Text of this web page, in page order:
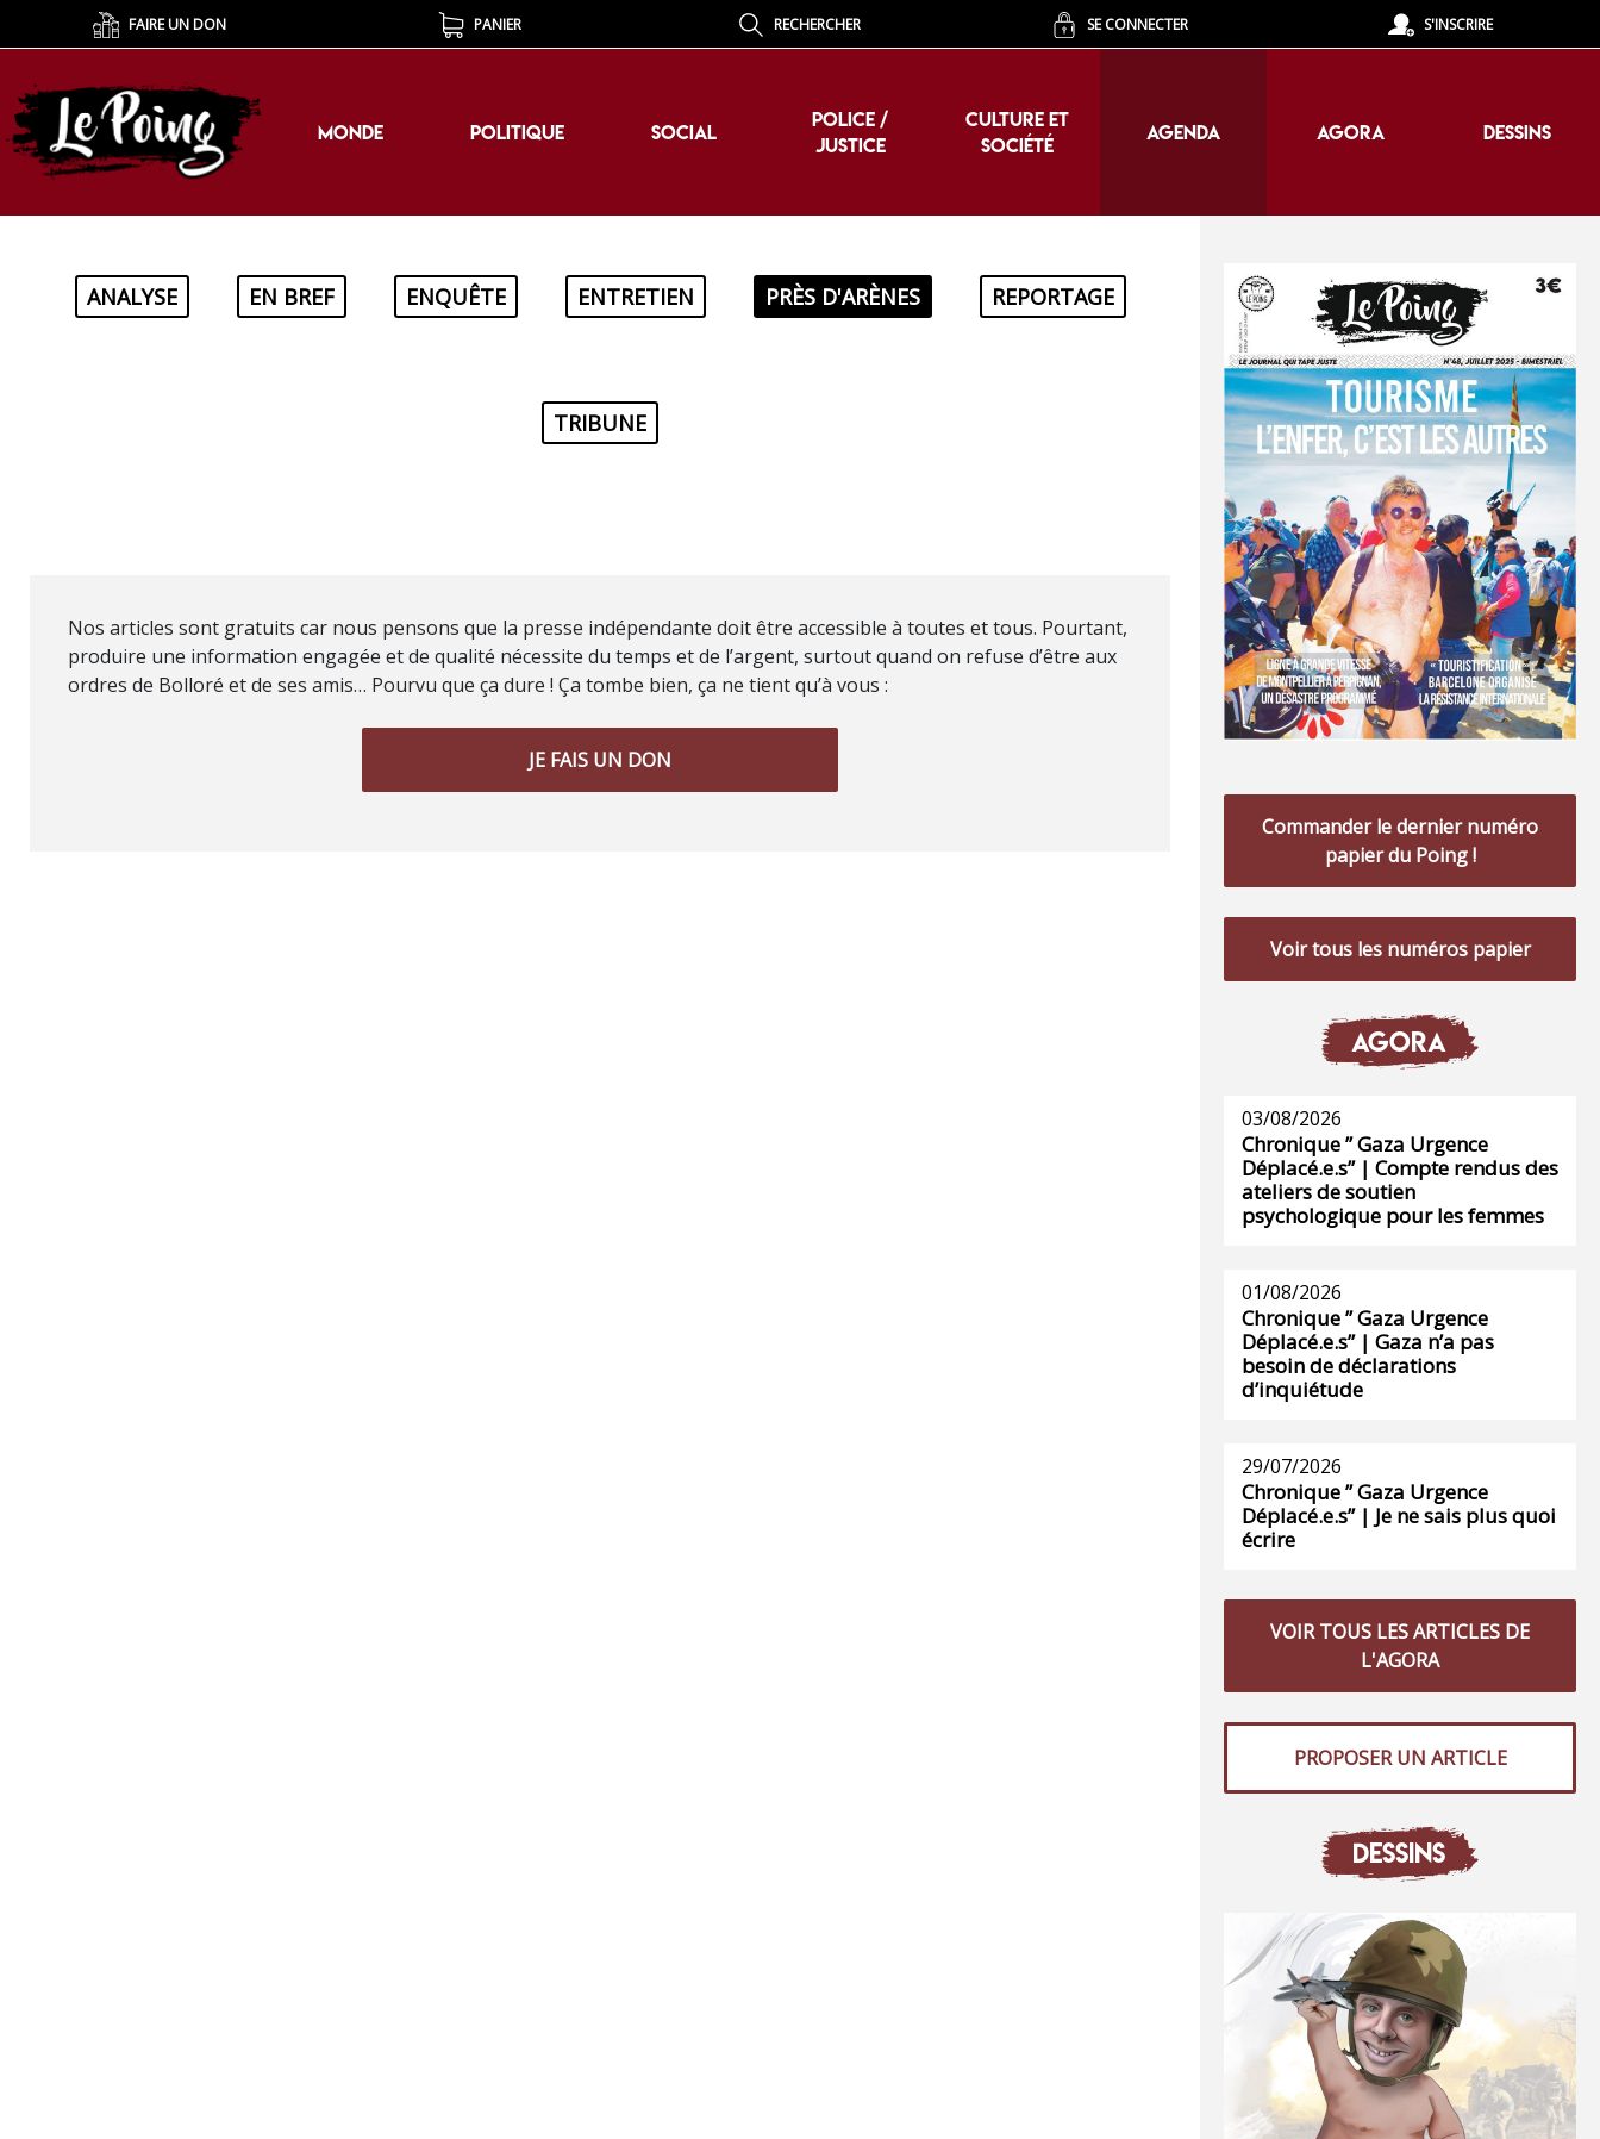
FAIRE UN DON PANIER RECHERCHER SE CONNECTER S'INSCRIRE
MONDE POLITIQUE SOCIAL
POLICE /
JUSTICE
CULTURE ET
SOCIÉTÉ
AGENDA AGORA DESSINS
MONDE POLITIQUE SOCIAL
POLICE /
JUSTICE
CULTURE ET
SOCIÉTÉ
AGENDA AGORA DESSINS
ANALYSE EN BREF ENQUÊTE ENTRETIEN PRÈS D'ARÈNES REPORTAGE
TRIBUNE
Nos articles sont gratuits car nous pensons que la presse indépendante doit être accessible à toutes et tous. Pourtant,
produire une information engagée et de qualité nécessite du temps et de l’argent, surtout quand on refuse d’être aux
ordres de Bolloré et de ses amis… Pourvu que ça dure ! Ça tombe bien, ça ne tient qu’à vous :
JE FAIS UN DON
Commander le dernier numéro
papier du Poing !
Voir tous les numéros papier
AGORA
03/08/2026
Chronique ” Gaza Urgence
Déplacé.e.s” | Compte rendus des
ateliers de soutien
psychologique pour les femmes
01/08/2026
Chronique ” Gaza Urgence
Déplacé.e.s” | Gaza n’a pas
besoin de déclarations
d’inquiétude
29/07/2026
Chronique ” Gaza Urgence
Déplacé.e.s” | Je ne sais plus quoi
écrire
VOIR TOUS LES ARTICLES DE
L'AGORA
PROPOSER UN ARTICLE
DESSINS